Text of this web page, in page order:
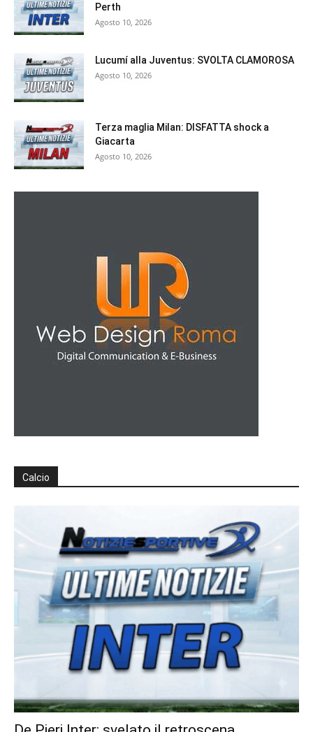
Perth
Agosto 10, 2026
Lucumí alla Juventus: SVOLTA CLAMOROSA
Agosto 10, 2026
Terza maglia Milan: DISFATTA shock a
Giacarta
Agosto 10, 2026
Calcio